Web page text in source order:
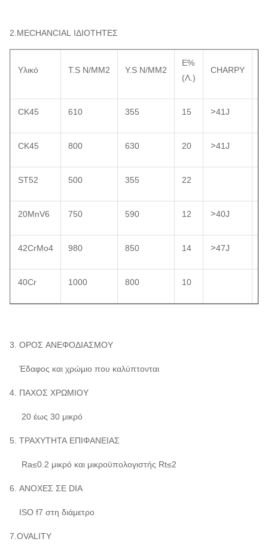
2.MECHANCIAL ΙΔΙΟΤΗΤΕΣ
Υλικό T.S N/MM2 Y.S N/MM2
E%
(Λ.)
CHARPY
CK45 610 355 15 >41J
CK45 800 630 20 >41J
ST52 500 355 22
20MnV6 750 590 12 >40J
42CrMo4 980 850 14 >47J
40Cr 1000 800 10
3. ΟΡΟΣ ΑΝΕΦΟΔΙΑΣΜΟΥ
Έδαφος και χρώμιο που καλύπτονται
4. ΠΑΧΟΣ ΧΡΩΜΙΟΥ
20 έως 30 μικρό
5. ΤΡΑΧΥΤΗΤΑ ΕΠΙΦΑΝΕΙΑΣ
Ra≤0.2 μικρό και μικροϋπολογιστής Rt≤2
6. ΑΝΟΧΕΣ ΣΕ DIA
ISO f7 στη διάμετρο
7.OVALITY